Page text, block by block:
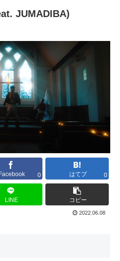
JUMADIBA)
0 はてブ 0
LINE コピー
2022.06.08